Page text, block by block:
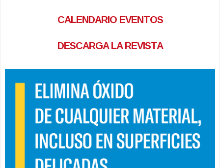
CALENDARIO EVENTOS
DESCARGA LA REVISTA